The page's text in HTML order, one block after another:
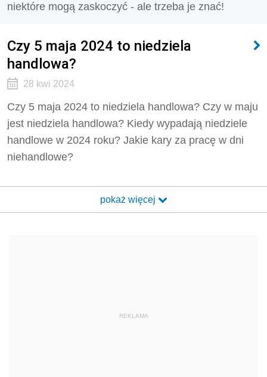
niektóre mogą zaskoczyć - ale trzeba je znać!
Czy 5 maja 2024 to niedziela
handlowa?
28 kwi 2024
Czy 5 maja 2024 to niedziela handlowa? Czy w maju
jest niedziela handlowa? Kiedy wypadają niedziele
handlowe w 2024 roku? Jakie kary za pracę w dni
niehandlowe?
pokaż więcej
REKLAMA